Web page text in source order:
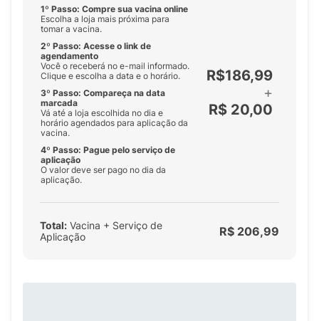
1º Passo: Compre sua vacina online
Escolha a loja mais próxima para
tomar a vacina.
2º Passo: Acesse o link de
agendamento
Você o receberá no e-mail informado.
Clique e escolha a data e o horário.
3º Passo: Compareça na data
marcada
Vá até a loja escolhida no dia e
horário agendados para aplicação da
vacina.
4º Passo: Pague pelo serviço de
aplicação
O valor deve ser pago no dia da
aplicação.
R$186,99
+
R$ 20,00
Total: Vacina + Serviço de
Aplicação
R$ 206,99